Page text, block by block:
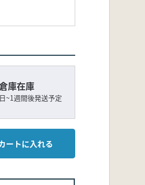
庫在庫
~1週間後発送予定
ートに入れる